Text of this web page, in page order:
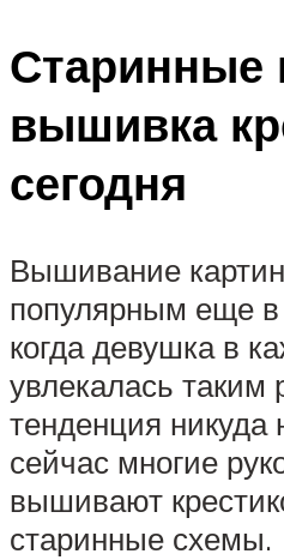
Старинные
вышивка
сегодня
Вышивание
популярным еще в
когда девушка в
увлекалась таким
тенденция никуда
сейчас многие
вышивают
старинные схемы.